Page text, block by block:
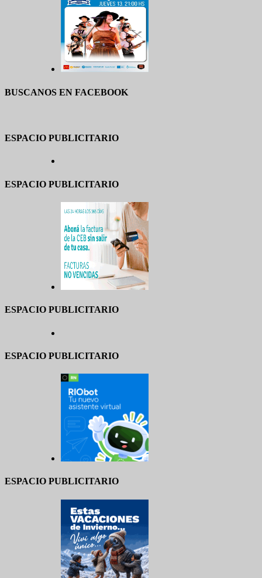
BUSCANOS EN FACEBOOK
ESPACIO PUBLICITARIO
ESPACIO PUBLICITARIO
ESPACIO PUBLICITARIO
ESPACIO PUBLICITARIO
ESPACIO PUBLICITARIO